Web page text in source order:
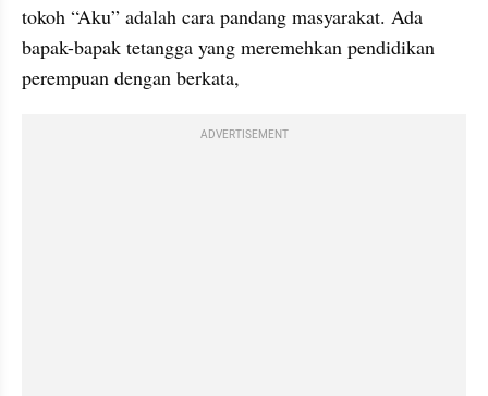
tokoh “Aku” adalah cara pandang masyarakat. Ada
bapak-bapak tetangga yang meremehkan pendidikan
perempuan dengan berkata,
ADVERTISEMENT